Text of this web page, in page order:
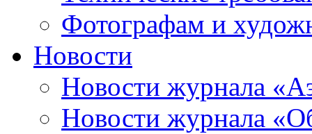
Фотографам и
Новости
Новости журнала
Новости журнала